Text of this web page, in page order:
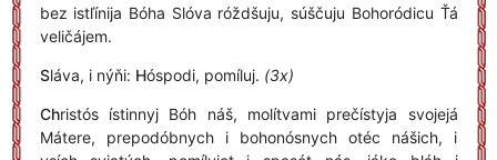
bez istľínija Bóha Slóva róždšuju, súščuju Bohoródicu Ťá
veličájem.
Sláva, i nýňi: Hóspodi, pomíluj. (3x)
Christós ístinnyj Bóh náš, molítvami prečístyja svojejá
Mátere, prepodóbnych i bohonósnych otéc nášich, i